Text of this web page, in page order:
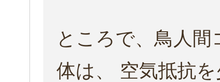
ところで、鳥人
体は、 空気抵抗